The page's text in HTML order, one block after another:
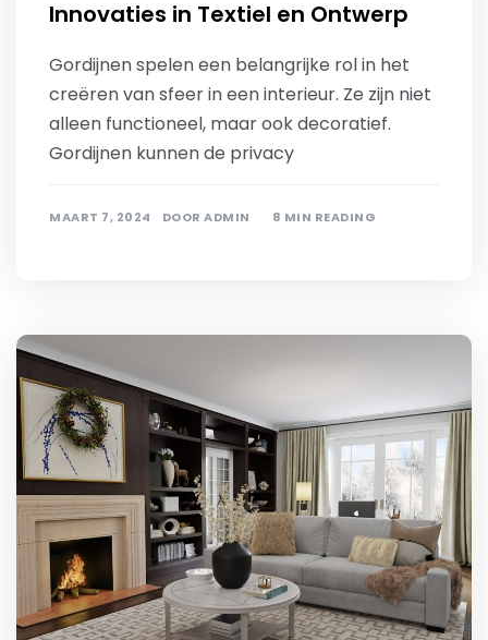
Innovaties in Textiel en Ontwerp
Gordijnen spelen een belangrijke rol in het
creëren van sfeer in een interieur. Ze zijn niet
alleen functioneel, maar ook decoratief.
Gordijnen kunnen de privacy
MAART 7, 2024 DOOR ADMIN 8 MIN READING